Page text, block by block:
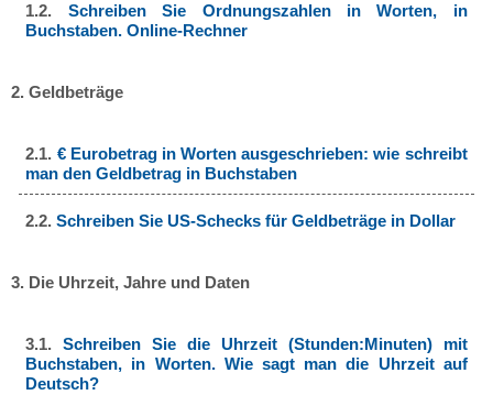
1.2. Schreiben Sie Ordnungszahlen in Worten, in
Buchstaben. Online-Rechner
2. Geldbeträge
2.1. € Eurobetrag in Worten ausgeschrieben: wie schreibt
man den Geldbetrag in Buchstaben
2.2.Schreiben Sie US-Schecks für Geldbeträge in Dollar
3. Die Uhrzeit, Jahre und Daten
3.1.Schreiben Sie die Uhrzeit (Stunden:Minuten) mit
Buchstaben, in Worten. Wie sagt man die Uhrzeit auf
Deutsch?